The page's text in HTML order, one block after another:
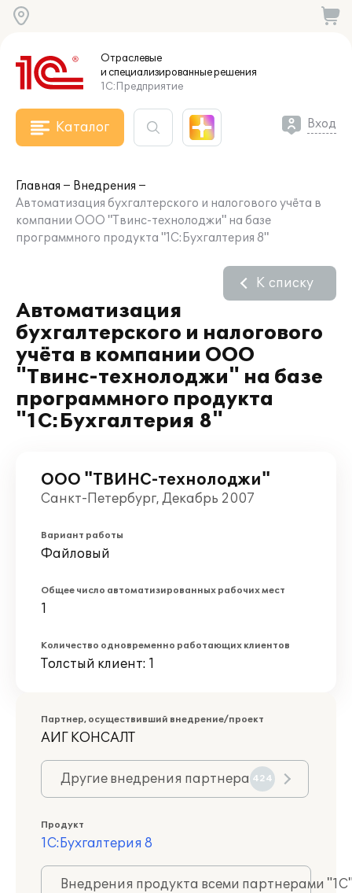
Отраслевые
и специализированныерешения
1С:Предприятие
Каталог Вход
Главная
Внедрения
Автоматизация бухгалтерского и налогового учёта в
компании ООО "Твинс-технолоджи" на базе
программного продукта "1С:Бухгалтерия 8"
Автоматизация
бухгалтерского и налогового
учёта в компании ООО
"Твинс-технолоджи" на базе
программного продукта
"1С:Бухгалтерия 8"
К списку
ООО "ТВИНС-технолоджи"
Санкт-Петербург, Декабрь 2007
Вариант работы
Файловый
Общее число автоматизированных рабочих мест
1
Количество одновременно работающих клиентов
Толстый клиент: 1
Партнер, осуществивший внедрение/проект
АИГ КОНСАЛТ
Другие внедрения партнера 424
Продукт
1С:Бухгалтерия 8
Внедрения продукта всеми партнерами